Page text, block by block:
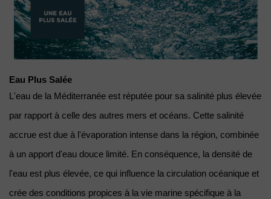
Eau Plus Salée
L'eau de la Méditerranée est réputée pour sa salinité plus élevée
par rapport à celle des autres mers et océans. Cette salinité
accrue est due à l'évaporation intense dans la région, combinée
à un apport d'eau douce limité. En conséquence, la densité de
l'eau est plus élevée, ce qui influence la circulation océanique et
crée des conditions propices à la vie marine spécifique à la